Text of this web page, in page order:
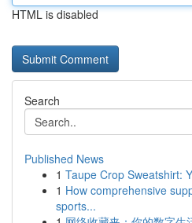
HTML is disabled
Search
Published News
1 Taupe Crop Sweatshirt:
1 How comprehensive
sports...